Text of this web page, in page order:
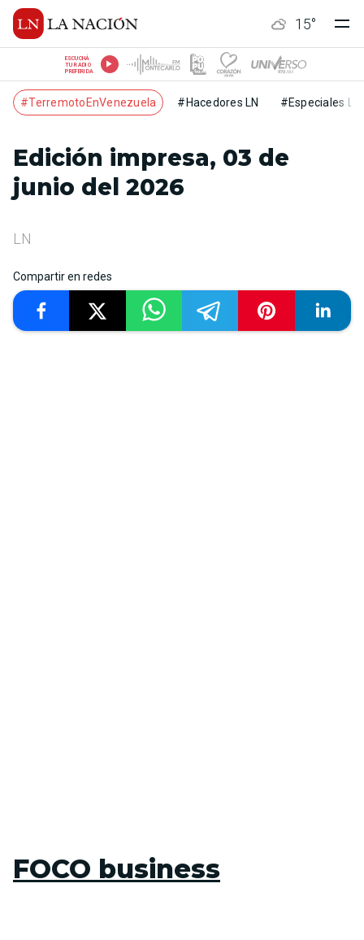
15°
ESCUCHÁ
TU RADIO
PREFERIDA
#TerremotoEnVenezuela #Hacedores LN #Especiales LN
Edición impresa, 03 de
junio del 2026
LN
Compartir en redes
FOCO business